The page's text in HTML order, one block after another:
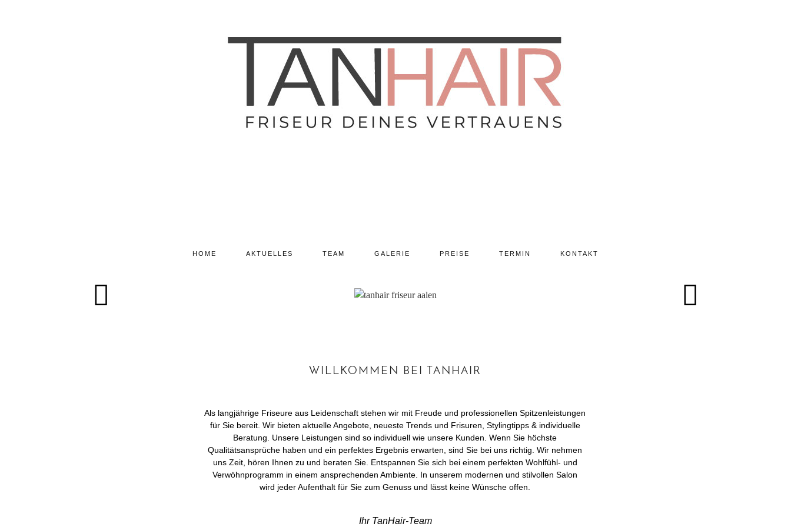
HOME AKTUELLES TEAM GALERIE PREISE TERMIN KONTAKT
WILLKOMMEN BEI TANHAIR
Als langjährige Friseure aus Leidenschaft stehen wir mit Freude und professionellen Spitzenleistungen
für Sie bereit. Wir bieten aktuelle Angebote, neueste Trends und Frisuren, Stylingtipps & individuelle
Beratung. Unsere Leistungen sind so individuell wie unsere Kunden. Wenn Sie höchste
Qualitätsansprüche haben und ein perfektes Ergebnis erwarten, sind Sie bei uns richtig. Wir nehmen
uns Zeit, hören Ihnen zu und beraten Sie. Entspannen Sie sich bei einem perfekten Wohlfühl- und
Verwöhnprogramm in einem ansprechenden Ambiente. In unserem modernen und stilvollen Salon
wird jeder Aufenthalt für Sie zum Genuss und lässt keine Wünsche offen.
Ihr TanHair-Team